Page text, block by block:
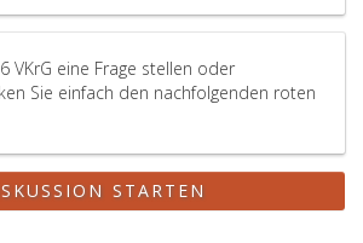
VKrG eine Frage stellen oder
Sie einfach den nachfolgenden roten
STARTEN